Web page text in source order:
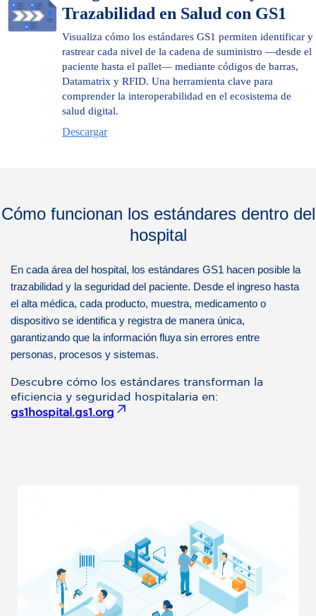
Trazabilidad en Salud con GS1
Visualiza cómo los estándares GS1 permiten identificar y
rastrear cada nivel de la cadena de suministro —desde el
paciente hasta el pallet— mediante códigos de barras,
Datamatrix y RFID. Una herramienta clave para
comprender la interoperabilidad en el ecosistema de
salud digital.
Descargar
Cómo funcionan los estándares dentro del
hospital
En cada área del hospital, los estándares GS1 hacen posible la
trazabilidad y la seguridad del paciente. Desde el ingreso hasta
el alta médica, cada producto, muestra, medicamento o
dispositivo se identifica y registra de manera única,
garantizando que la información fluya sin errores entre
personas, procesos y sistemas.
Descubre cómo los estándares transforman la
eficiencia y seguridad hospitalaria en:
gs1hospital.gs1.org